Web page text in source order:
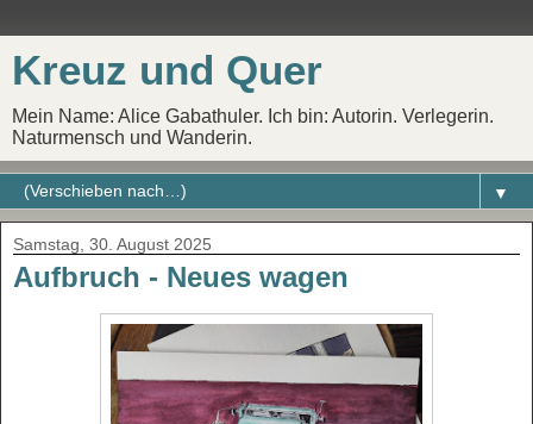
Kreuz und Quer
Mein Name: Alice Gabathuler. Ich bin: Autorin. Verlegerin.
Naturmensch und Wanderin.
▼
Samstag, 30. August 2025
Aufbruch - Neues wagen